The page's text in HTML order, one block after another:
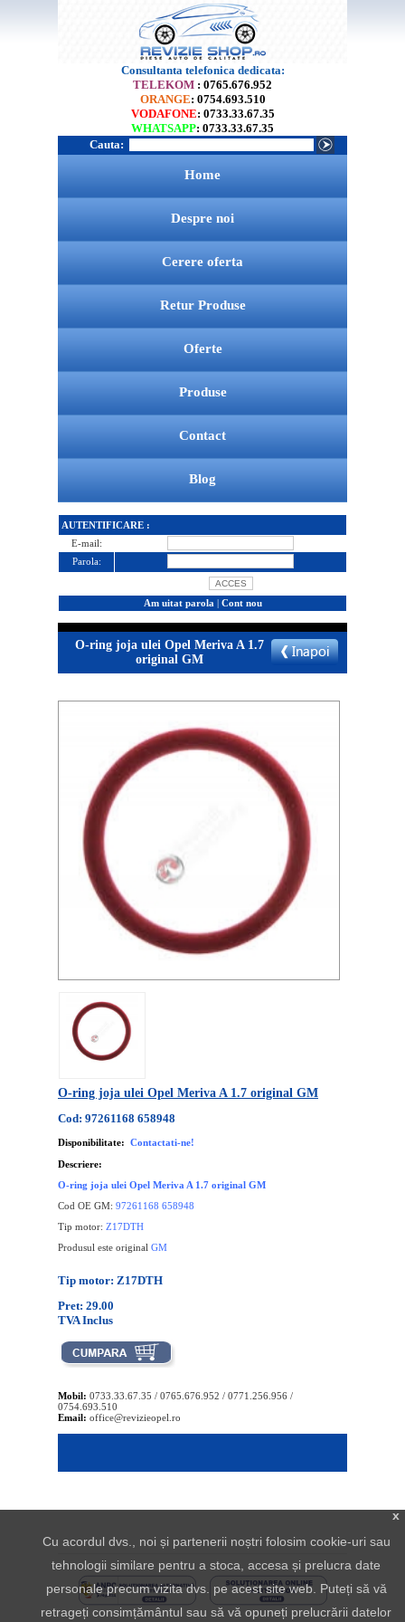
Consultanta telefonica dedicata:
TELEKOM : 0765.676.952
ORANGE: 0754.693.510
VODAFONE: 0733.33.67.35
WHATSAPP: 0733.33.67.35
Cauta:
Home
Despre noi
Cerere oferta
Retur Produse
Oferte
Produse
Contact
Blog
AUTENTIFICARE :
E-mail:
Parola:
Am uitat parola | Cont nou
O-ring joja ulei Opel Meriva A 1.7
original GM
O-ring joja ulei Opel Meriva A 1.7 original GM
Cod: 97261168 658948
Disponibilitate: Contactati-ne!
Descriere:
O-ring joja ulei Opel Meriva A 1.7 original GM
Cod OE GM: 97261168 658948
Tip motor: Z17DTH
Produsul este original GM
Tip motor: Z17DTH
Pret: 29.00
TVA Inclus
Mobil: 0733.33.67.35 / 0765.676.952 / 0771.256.956 /
0754.693.510
Email: office@revizieopel.ro
x
Cu acordul dvs., noi și partenerii noștri folosim cookie-uri sau
tehnologii similare pentru a stoca, accesa și prelucra date
personale precum vizita dvs. pe acest site web. Puteți să vă
retrageți consimțământul sau să vă opuneți prelucrării datelor